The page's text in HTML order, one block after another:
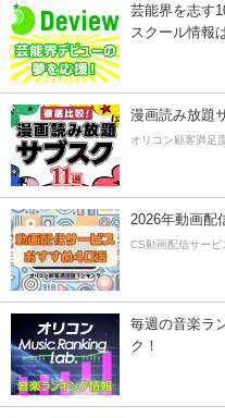
芸能界を志す
スクール情報
漫画読み放題
オリコン顧客満足
2026年動画配
CS動画配信サービ
毎週の音楽ラ
ク！